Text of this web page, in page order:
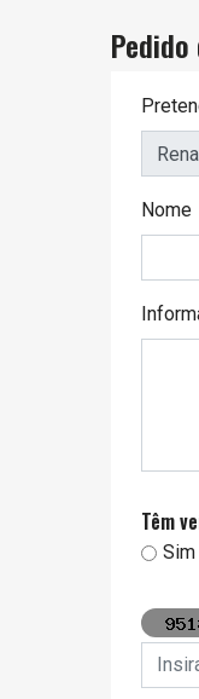
Nome
Têm
Sim
Insira